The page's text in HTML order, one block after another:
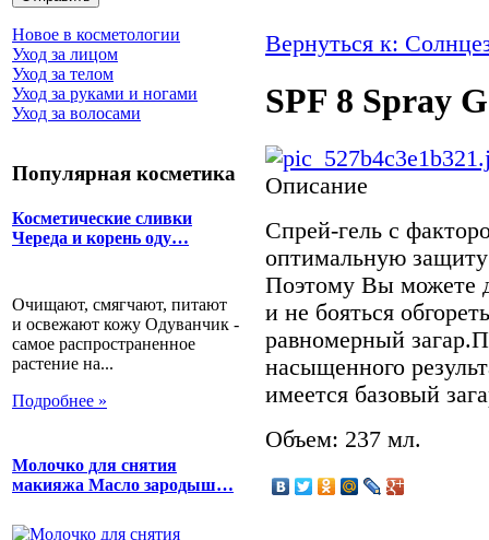
Новое в косметологии
Уход за лицом
Уход за телом
Уход за руками и ногами
Уход за волосами
Популярная косметика
Косметические сливки
Череда и корень оду…
Очищают, смягчают, питают
и освежают кожу Одуванчик -
самое распространенное
растение на...
Подробнее »
Молочко для снятия
макияжа Масло зародыш…
Вернуться к:
SPF 8 Spray
Описание
Спрей-гель с
оптимальную
Поэтому Вы можете
и не бояться
равномерный
насыщенного
имеется базовый
Объем: 237 мл.